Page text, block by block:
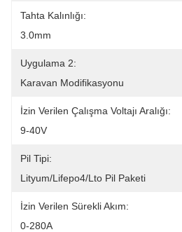
Tahta Kalınlığı:
3.0mm
Uygulama 2:
Karavan Modifikasyonu
İzin Verilen Çalışma Voltajı Aralığı:
9-40V
Pil Tipi:
Lityum/Lifepo4/Lto Pil Paketi
İzin Verilen Sürekli Akım:
0-280A